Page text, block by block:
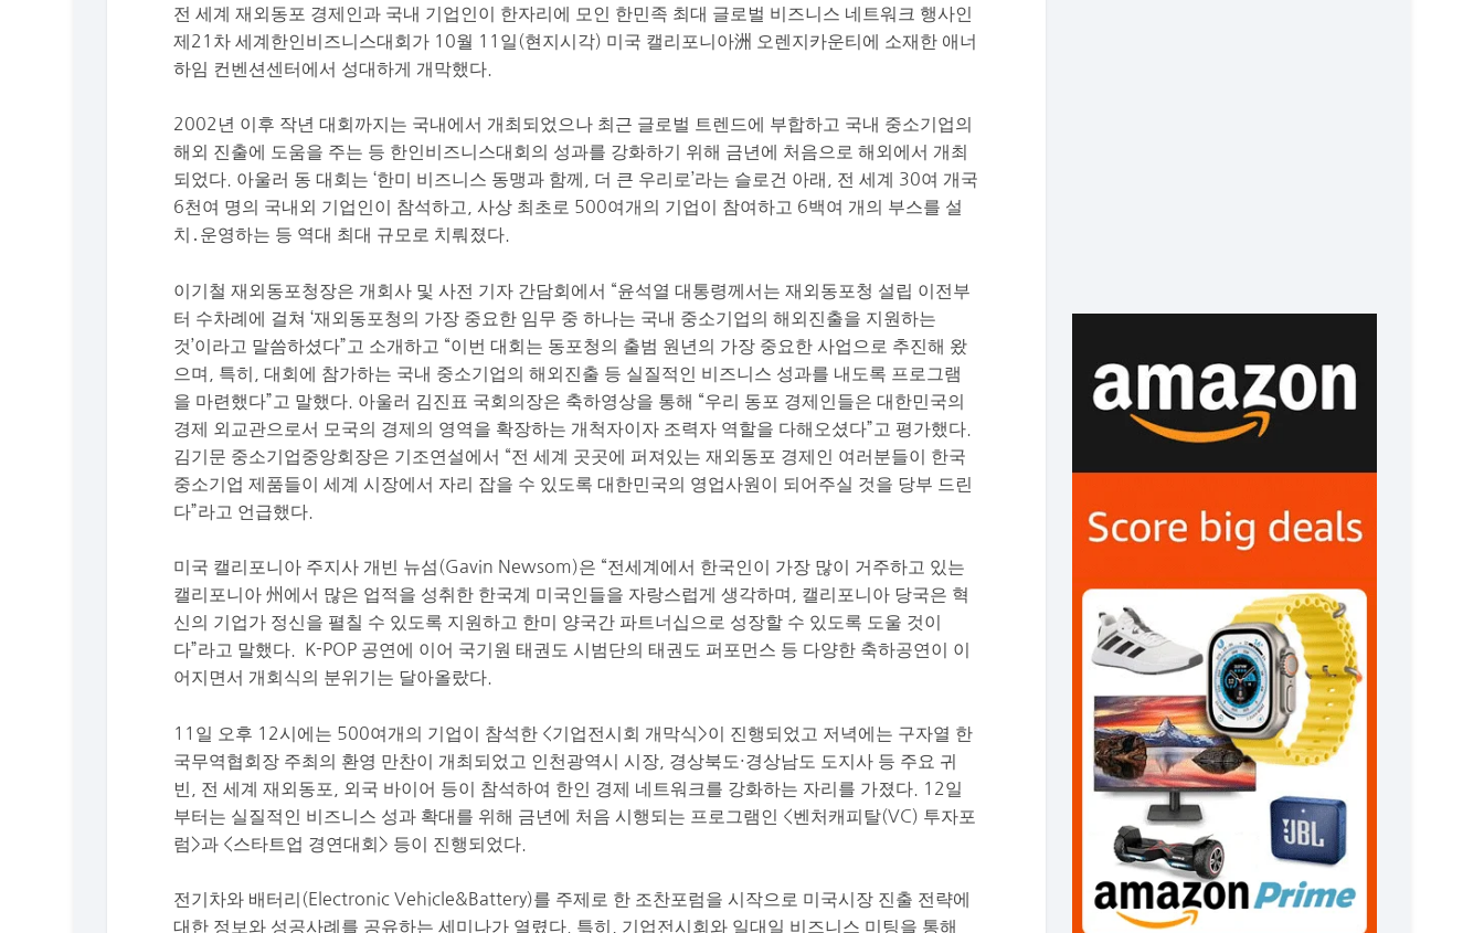
전 세계 재외동포 경제인과 국내 기업인이 한자리에 모인 한민족 최대 글로벌 비즈니스 네트워크 행사인
제21차 세계한인비즈니스대회가 10월 11일(현지시각) 미국 캘리포니아洲 오렌지카운티에 소재한 애너
하임 컨벤션센터에서 성대하게 개막했다.
2002년 이후 작년 대회까지는 국내에서 개최되었으나 최근 글로벌 트렌드에 부합하고 국내 중소기업의
해외 진출에 도움을 주는 등 한인비즈니스대회의 성과를 강화하기 위해 금년에 처음으로 해외에서 개최
되었다. 아울러 동 대회는 ‘한미 비즈니스 동맹과 함께, 더 큰 우리로’라는 슬로건 아래, 전 세계 30여 개국
6천여 명의 국내외 기업인이 참석하고, 사상 최초로 500여개의 기업이 참여하고 6백여 개의 부스를 설
치․운영하는 등 역대 최대 규모로 치뤄졌다.
이기철 재외동포청장은 개회사 및 사전 기자 간담회에서 “윤석열 대통령께서는 재외동포청 설립 이전부
터 수차례에 걸쳐 ‘재외동포청의 가장 중요한 임무 중 하나는 국내 중소기업의 해외진출을 지원하는
것’이라고 말씀하셨다”고 소개하고 “이번 대회는 동포청의 출범 원년의 가장 중요한 사업으로 추진해 왔
으며, 특히, 대회에 참가하는 국내 중소기업의 해외진출 등 실질적인 비즈니스 성과를 내도록 프로그램
을 마련했다”고 말했다. 아울러 김진표 국회의장은 축하영상을 통해 “우리 동포 경제인들은 대한민국의
경제 외교관으로서 모국의 경제의 영역을 확장하는 개척자이자 조력자 역할을 다해오셨다”고 평가했다.
김기문 중소기업중앙회장은 기조연설에서 “전 세계 곳곳에 퍼져있는 재외동포 경제인 여러분들이 한국
중소기업 제품들이 세계 시장에서 자리 잡을 수 있도록 대한민국의 영업사원이 되어주실 것을 당부 드린
다”라고 언급했다.
미국 캘리포니아 주지사 개빈 뉴섬(Gavin Newsom)은 “전세계에서 한국인이 가장 많이 거주하고 있는
캘리포니아 州에서 많은 업적을 성취한 한국계 미국인들을 자랑스럽게 생각하며, 캘리포니아 당국은 혁
신의 기업가 정신을 펼칠 수 있도록 지원하고 한미 양국간 파트너십으로 성장할 수 있도록 도울 것이
다”라고 말했다. K-POP 공연에 이어 국기원 태권도 시범단의 태권도 퍼포먼스 등 다양한 축하공연이 이
어지면서 개회식의 분위기는 달아올랐다.
11일 오후 12시에는 500여개의 기업이 참석한 <기업전시회 개막식>이 진행되었고 저녁에는 구자열 한
국무역협회장 주최의 환영 만찬이 개최되었고 인천광역시 시장, 경상북도·경상남도 도지사 등 주요 귀
빈, 전 세계 재외동포, 외국 바이어 등이 참석하여 한인 경제 네트워크를 강화하는 자리를 가졌다. 12일
부터는 실질적인 비즈니스 성과 확대를 위해 금년에 처음 시행되는 프로그램인 <벤처캐피탈(VC) 투자포
럼>과 <스타트업 경연대회> 등이 진행되었다.
전기차와 배터리(Electronic Vehicle&Battery)를 주제로 한 조찬포럼을 시작으로 미국시장 진출 전략에
대한 정보와 성공사례를 공유하는 세미나가 열렸다. 특히, 기업전시회와 일대일 비즈니스 미팅을 통해